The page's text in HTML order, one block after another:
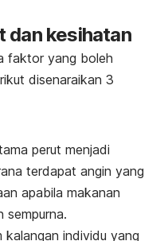
dan kesihatan
faktor yang boleh
disenaraikan 3
perut menjadi
terdapat angin yang
apabila makanan
kalangan individu yang